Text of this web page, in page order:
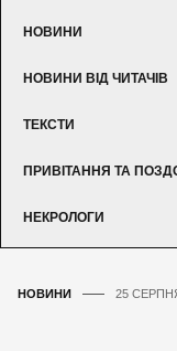
НОВИНИ
НОВИНИ ВІД ЧИТАЧІВ
ТЕКСТИ
ПРИВІТАННЯ ТА
НЕКРОЛОГИ
НОВИНИ 25